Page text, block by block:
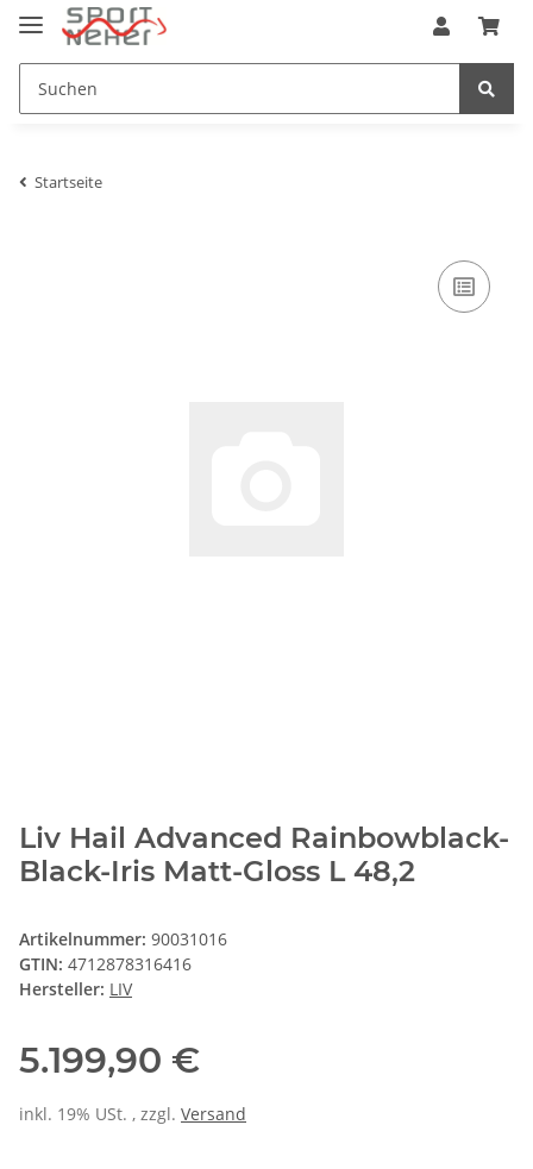
Startseite
Liv Hail Advanced Rainbowblack-
Black-Iris Matt-Gloss L 48,2
Artikelnummer: 90031016
GTIN: 4712878316416
Hersteller: LIV
5.199,90 €
inkl. 19% USt. , zzgl. Versand